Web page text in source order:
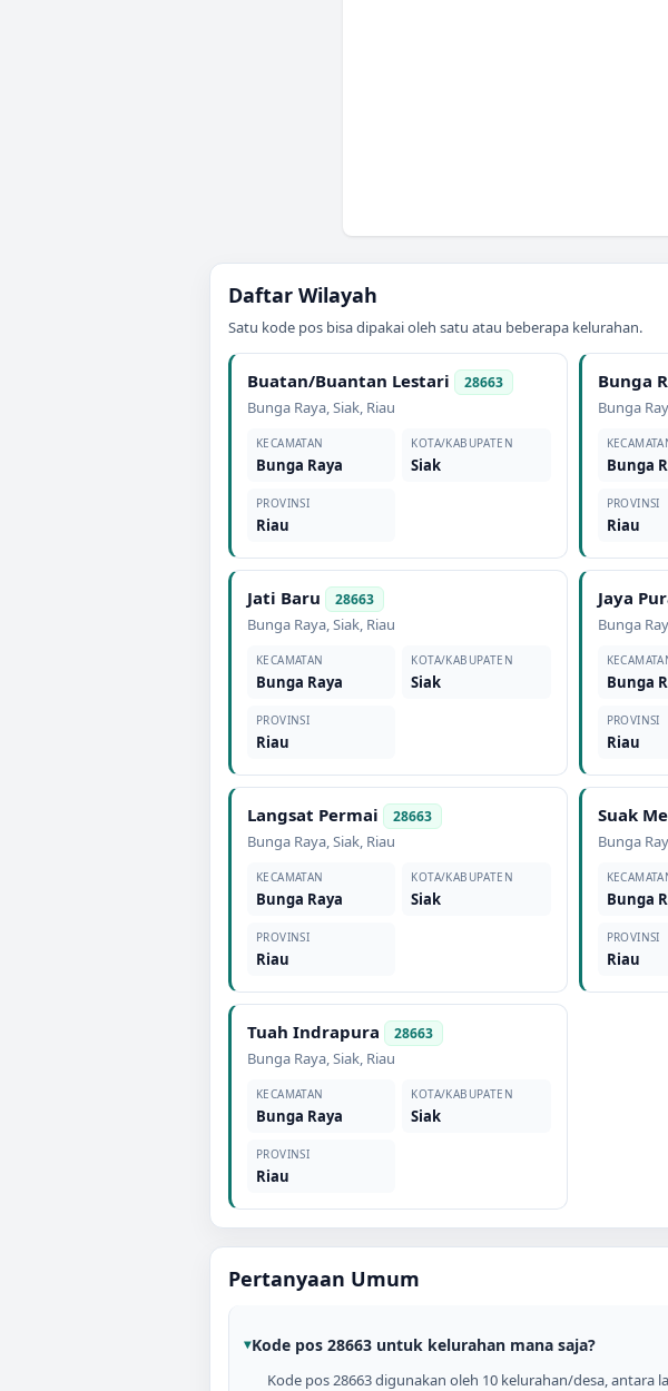
Daftar Wilayah
Satu kode pos bisa dipakai oleh satu atau beberapa kelurahan.
Buatan/Buantan Lestari 28663
Bunga Raya,Siak, Riau
KECAMATAN
Bunga Raya
KOTA/KABUPATEN
Siak
PROVINSI
Riau
Bunga
Bunga
Bunga
PROVINSI
Riau
Jati Baru 28663
Bunga Raya,Siak, Riau
KECAMATAN
Bunga Raya
KOTA/KABUPATEN
Siak
PROVINSI
Riau
Jaya
Bunga
Bunga
PROVINSI
Riau
Langsat Permai 28663
Bunga Raya,Siak, Riau
KECAMATAN
Bunga Raya
KOTA/KABUPATEN
Siak
PROVINSI
Riau
Suak
Bunga
Bunga
PROVINSI
Riau
Tuah Indrapura 28663
Bunga Raya,Siak, Riau
KECAMATAN
Bunga Raya
KOTA/KABUPATEN
Siak
PROVINSI
Riau
Pertanyaan Umum
Kode pos 28663 untuk kelurahan mana saja?
Kode pos 28663 digunakan oleh 10 kelurahan/desa, antara